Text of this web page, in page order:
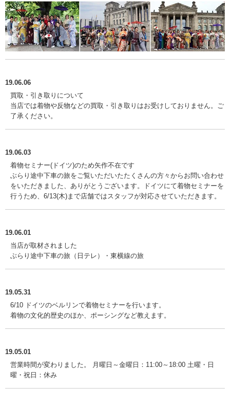
19.06.06
買取・引き取りについて
当店では着物や反物などの買取・引き取りはお受けしておりません。ご
了承ください。
19.06.03
着物セミナー(ドイツ)のため矢作不在です
ぶらり途中下車の旅をご覧いただいたたくさんの方々からお問い合わせ
をいただきました、ありがとうございます。ドイツにて着物セミナーを
行うため、6/13(木)まで店舗ではスタッフが対応させていただきます。
19.06.01
当店が取材されました
ぶらり途中下車の旅（日テレ）・東横線の旅
19.05.31
6/10 ドイツのベルリンで着物セミナーを行います。
着物の文化的歴史のほか、ポーシングなど教えます。
19.05.01
営業時間が変わりました。 月曜日～金曜日：11:00～18:00 土曜・日
曜・祝日：休み